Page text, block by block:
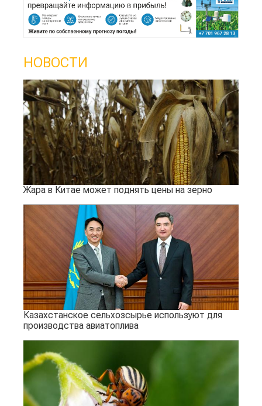
НОВОСТИ
Жара в Китае может поднять цены на зерно
Казахстанское сельхозсырье используют для
производства авиатоплива